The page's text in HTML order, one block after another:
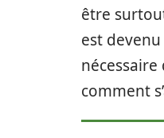
être
est
comment